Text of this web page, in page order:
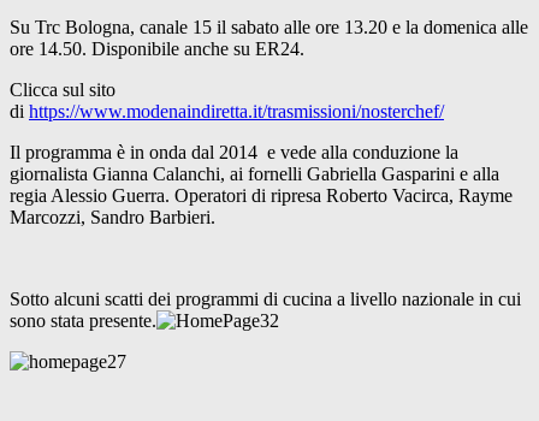
Su Trc Bologna, canale 15 il sabato alle ore 13.20 e la domenica alle
ore 14.50. Disponibile anche su ER24.
Clicca sul sito
di https://www.modenaindiretta.it/trasmissioni/nosterchef/
Il programma è in onda dal 2014 e vede alla conduzione la
giornalista Gianna Calanchi, ai fornelli Gabriella Gasparini e alla
regia Alessio Guerra. Operatori di ripresa Roberto Vacirca, Rayme
Marcozzi, Sandro Barbieri.
Sotto alcuni scatti dei programmi di cucina a livello nazionale in cui
sono stata presente.